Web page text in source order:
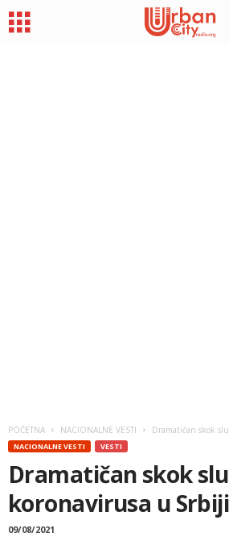
POČETNA NACIONALNE VESTI Dramatičan skok
NACIONALNE VESTI VESTI
Dramatičan skok
koronavirusa u Srbiji
09/08/2021